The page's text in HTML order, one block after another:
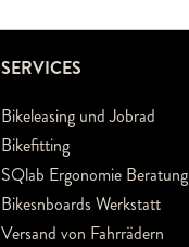
SERVICES
Bikeleasing und Jobrad
Bikefitting
SQlab Ergonomie Beratung
Bikesnboards Werkstatt
Versand von Fahrrädern